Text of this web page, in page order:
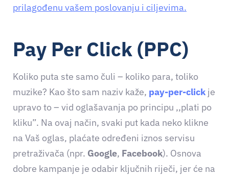
prilagođenu vašem poslovanju i ciljevima.
Pay Per Click (PPC)
Koliko puta ste samo čuli – koliko para, toliko
muzike? Kao što sam naziv kaže, pay-per-click je
upravo to – vid oglašavanja po principu ,,plati po
kliku”. Na ovaj način, svaki put kada neko klikne
na Vaš oglas‚ plaćate određeni iznos servisu
pretraživača (npr. Google, Facebook). Osnova
dobre kampanje je odabir ključnih riječi, jer će na